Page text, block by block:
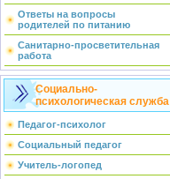
Ответы на вопросы
родителей по питанию
Санитарно-просветительная
работа
Социально-
психологическая служба
Педагог-психолог
Социальный педагог
Учитель-логопед